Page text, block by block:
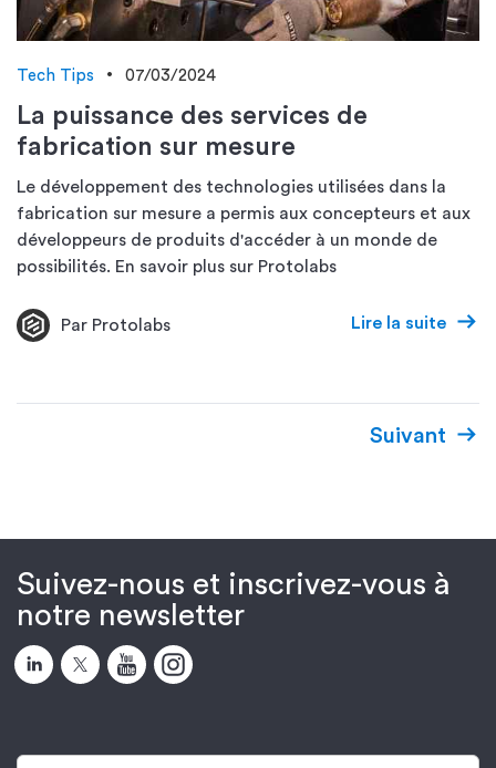
Tech Tips 07/03/2024
La puissance des services de
fabrication sur mesure
Le développement des technologies utilisées dans la
fabrication sur mesure a permis aux concepteurs et aux
développeurs de produits d'accéder à un monde de
possibilités. En savoir plus sur Protolabs
Par Protolabs Lire la suite
Suivant
Suivez-nous et inscrivez-vous à
notre newsletter